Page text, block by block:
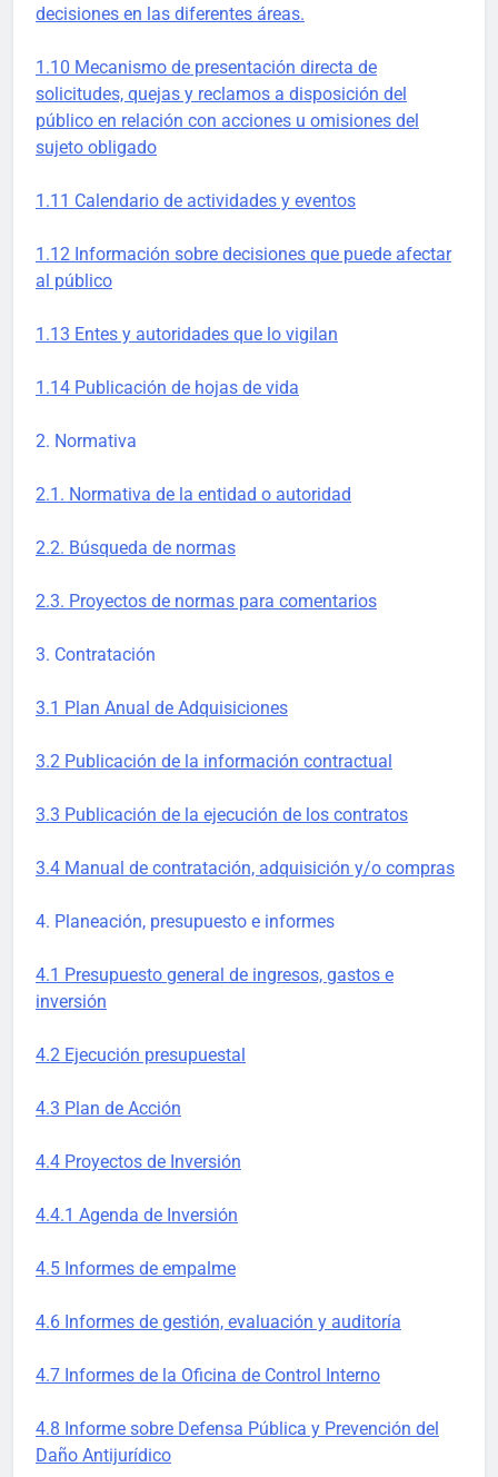
decisiones en las diferentes áreas.
1.10 Mecanismo de presentación directa de
solicitudes, quejas y reclamos a disposición del
público en relación con acciones u omisiones del
sujeto obligado
1.11 Calendario de actividades y eventos
1.12 Información sobre decisiones que puede afectar
al público
1.13 Entes y autoridades que lo vigilan
1.14 Publicación de hojas de vida
2. Normativa
2.1. Normativa de la entidad o autoridad
2.2. Búsqueda de normas
2.3. Proyectos de normas para comentarios
3. Contratación
3.1 Plan Anual de Adquisiciones
3.2 Publicación de la información contractual
3.3 Publicación de la ejecución de los contratos
3.4 Manual de contratación, adquisición y/o compras
4. Planeación, presupuesto e informes
4.1 Presupuesto general de ingresos, gastos e
inversión
4.2 Ejecución presupuestal
4.3 Plan de Acción
4.4 Proyectos de Inversión
4.4.1 Agenda de Inversión
4.5 Informes de empalme
4.6 Informes de gestión, evaluación y auditoría
4.7 Informes de la Oficina de Control Interno
4.8 Informe sobre Defensa Pública y Prevención del
Daño Antijurídico